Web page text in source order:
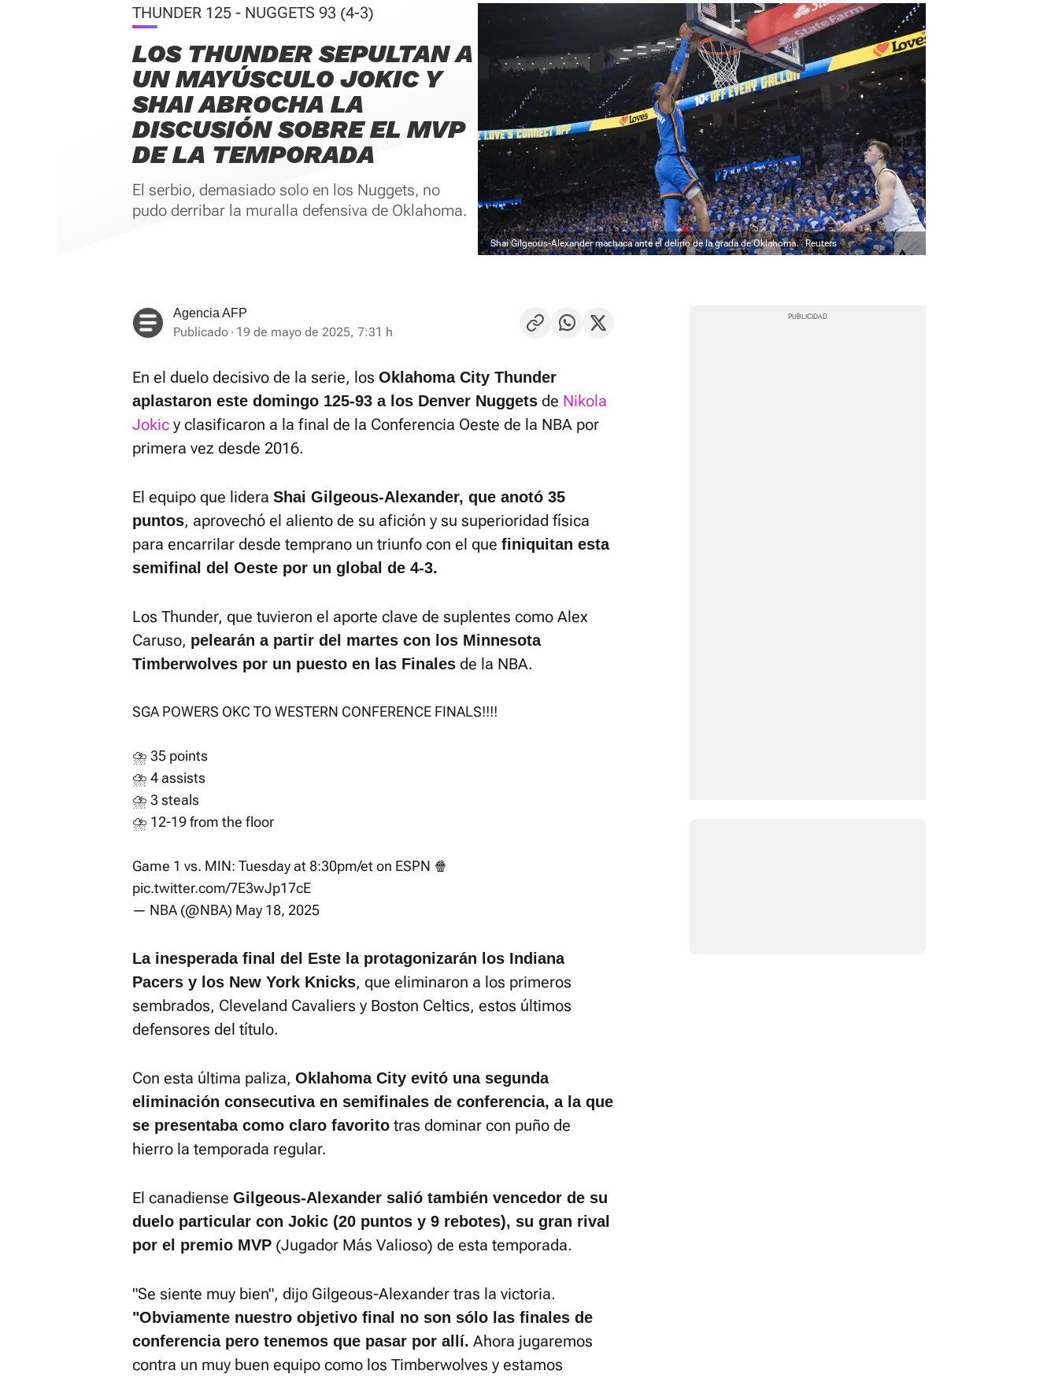
THUNDER 125 - NUGGETS 93 (4-3)
LOS THUNDER SEPULTAN A
UN MAYÚSCULO JOKIC Y
SHAI ABROCHA LA
DISCUSIÓN SOBRE EL MVP
DE LA TEMPORADA
El serbio, demasiado solo en los Nuggets, no
pudo derribar la muralla defensiva de Oklahoma.
Shai Gilgeous-Alexander machaca ante el delirio de la grada de Oklahoma. Reuters
Agencia AFP
Publicado 19 de mayo de 2025, 7:31 h
En el duelo decisivo de la serie, los Oklahoma City Thunder
aplastaron este domingo 125-93 a los Denver Nuggets de Nikola
Jokic y clasificaron a la final de la Conferencia Oeste de la NBA por
primera vez desde 2016.
El equipo que lidera Shai Gilgeous-Alexander, que anotó 35
puntos, aprovechó el aliento de su afición y su superioridad física
para encarrilar desde temprano un triunfo con el que finiquitan esta
semifinal del Oeste por un global de 4-3.
Los Thunder, que tuvieron el aporte clave de suplentes como Alex
Caruso, pelearán a partir del martes con los Minnesota
Timberwolves por un puesto en las Finales de la NBA.
SGA POWERS OKC TO WESTERN CONFERENCE FINALS!!!!
⛈️ 35 points
⛈️ 4 assists
⛈️ 3 steals
⛈️ 12-19 from the floor
Game 1 vs. MIN: Tuesday at 8:30pm/et on ESPN 🍿
pic.twitter.com/7E3wJp17cE
— NBA (@NBA) May 18, 2025
La inesperada final del Este la protagonizarán los Indiana
Pacers y los New York Knicks, que eliminaron a los primeros
sembrados, Cleveland Cavaliers y Boston Celtics, estos últimos
defensores del título.
Con esta última paliza, Oklahoma City evitó una segunda
eliminación consecutiva en semifinales de conferencia, a la que
se presentaba como claro favorito tras dominar con puño de
hierro la temporada regular.
El canadiense Gilgeous-Alexander salió también vencedor de su
duelo particular con Jokic (20 puntos y 9 rebotes), su gran rival
por el premio MVP (Jugador Más Valioso) de esta temporada.
"Se siente muy bien", dijo Gilgeous-Alexander tras la victoria.
"Obviamente nuestro objetivo final no son sólo las finales de
conferencia pero tenemos que pasar por allí. Ahora jugaremos
contra un muy buen equipo como los Timberwolves y estamos